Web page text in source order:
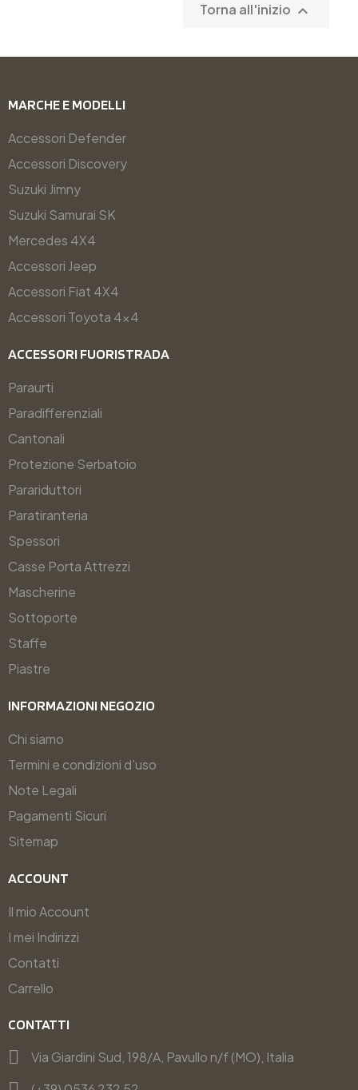
Torna all'inizio 
MARCHE E MODELLI
Accessori Defender
Accessori Discovery
Suzuki Jimny
Suzuki Samurai SK
Mercedes 4X4
Accessori Jeep
Accessori Fiat 4X4
Accessori Toyota 4x4
ACCESSORI FUORISTRADA
Paraurti
Paradifferenziali
Cantonali
Protezione Serbatoio
Parariduttori
Paratiranteria
Spessori
Casse Porta Attrezzi
Mascherine
Sottoporte
Staffe
Piastre
INFORMAZIONI NEGOZIO​
Chi siamo
Termini e condizioni d'uso
Note Legali
Pagamenti Sicuri
Sitemap
ACCOUNT
Il mio Account
I mei Indirizzi
Contatti
Carrello
CONTATTI
Via Giardini Sud, 198/A, Pavullo n/f (MO), Italia